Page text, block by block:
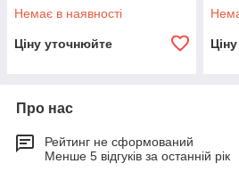
Немає в наявності
Ціну уточнюйте
Про нас
Рейтинг не сформований
Менше 5 відгуків за останній рік